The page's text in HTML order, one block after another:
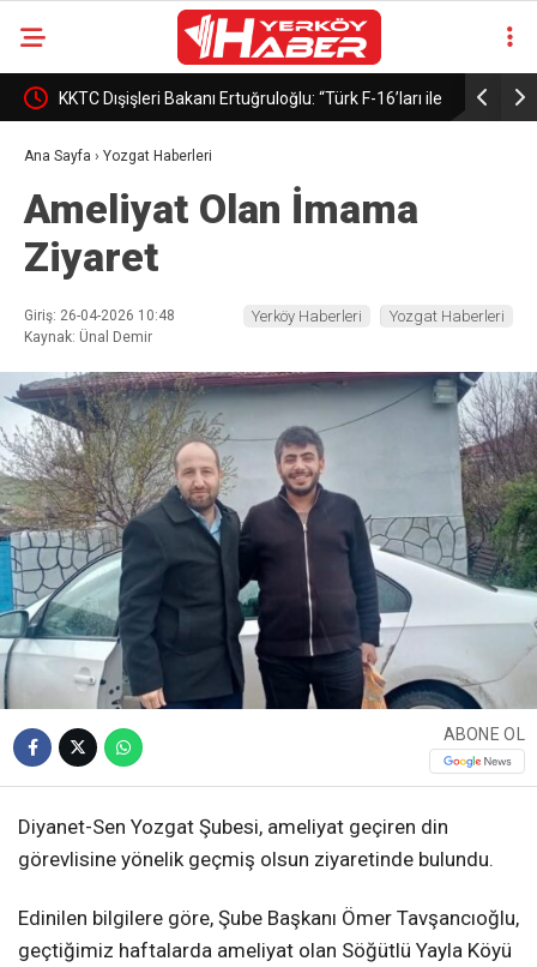
KKTC Dışişleri Bakanı Ertuğruloğlu: “Türk F-16’ları ile
büyük gurur duyuyoruz”
Merz:
Ana Sayfa › Yozgat Haberleri
Ameliyat Olan İmama
Ziyaret
Giriş: 26-04-2026 10:48
Kaynak: Ünal Demir
Yerköy Haberleri Yozgat Haberleri
ABONE OL
Diyanet-Sen Yozgat Şubesi, ameliyat geçiren din
görevlisine yönelik geçmiş olsun ziyaretinde bulundu.
Edinilen bilgilere göre, Şube Başkanı Ömer Tavşancıoğlu,
geçtiğimiz haftalarda ameliyat olan Söğütlü Yayla Köyü